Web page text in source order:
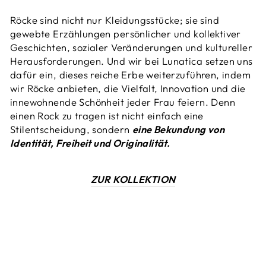
Röcke sind nicht nur Kleidungsstücke; sie sind
gewebte Erzählungen persönlicher und kollektiver
Geschichten, sozialer Veränderungen und kultureller
Herausforderungen. Und wir bei Lunatica setzen uns
dafür ein, dieses reiche Erbe weiterzuführen, indem
wir Röcke anbieten, die Vielfalt, Innovation und die
innewohnende Schönheit jeder Frau feiern. Denn
einen Rock zu tragen ist nicht einfach eine
Stilentscheidung, sondern eine Bekundung von
Identität, Freiheit und Originalität.
ZUR KOLLEKTION